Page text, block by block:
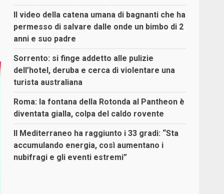
Il video della catena umana di bagnanti che ha
permesso di salvare dalle onde un bimbo di 2
anni e suo padre
Sorrento: si finge addetto alle pulizie
dell’hotel, deruba e cerca di violentare una
turista australiana
Roma: la fontana della Rotonda al Pantheon è
diventata gialla, colpa del caldo rovente
Il Mediterraneo ha raggiunto i 33 gradi: “Sta
accumulando energia, così aumentano i
nubifragi e gli eventi estremi”